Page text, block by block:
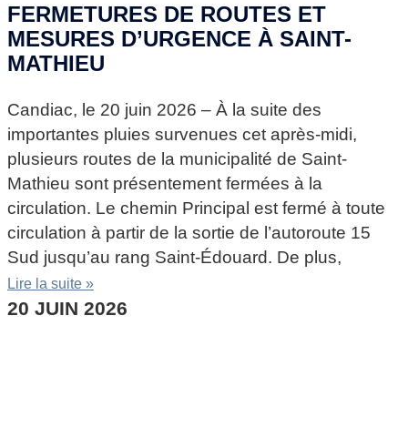
FERMETURES DE ROUTES ET
MESURES D’URGENCE À SAINT-
MATHIEU
Candiac, le 20 juin 2026 – À la suite des
importantes pluies survenues cet après-midi,
plusieurs routes de la municipalité de Saint-
Mathieu sont présentement fermées à la
circulation. Le chemin Principal est fermé à toute
circulation à partir de la sortie de l’autoroute 15
Sud jusqu’au rang Saint-Édouard. De plus,
Lire la suite »
20 JUIN 2026